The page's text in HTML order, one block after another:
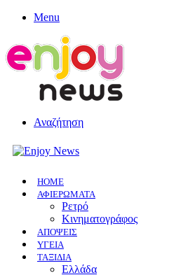
Menu
Αναζήτηση
HOME
ΑΦΙΕΡΩΜΑΤΑ
Ρετρό
Κινηματογράφος
ΑΠΟΨΕΙΣ
ΥΓΕΙΑ
ΤΑΞΙΔΙΑ
Ελλάδα